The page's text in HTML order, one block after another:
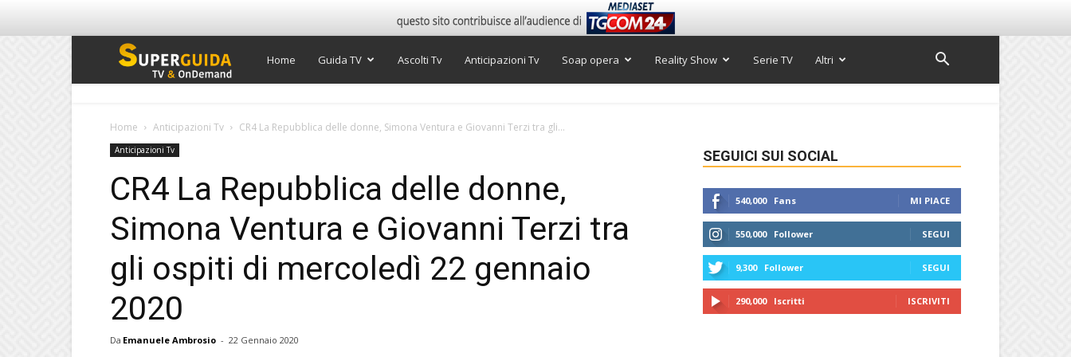
Super
Home Guida TV Ascolti Tv Anticipazioni Tv Soap opera Reality Show Serie TV Altri
Home Anticipazioni Tv CR4 La Repubblica delle donne, Simona Ventura e Giovanni Terzi tra gli...
Anticipazioni Tv
CR4 La Repubblica delle donne,
Simona Ventura e Giovanni Terzi tra
gli ospiti di mercoledì 22 gennaio
2020
Da Emanuele Ambrosio - 22 Gennaio 2020
SEGUICI SUI SOCIAL
540,000 Fans MI PIACE
550,000 Follower SEGUI
9,300 Follower SEGUI
290,000 Iscritti ISCRIVITI